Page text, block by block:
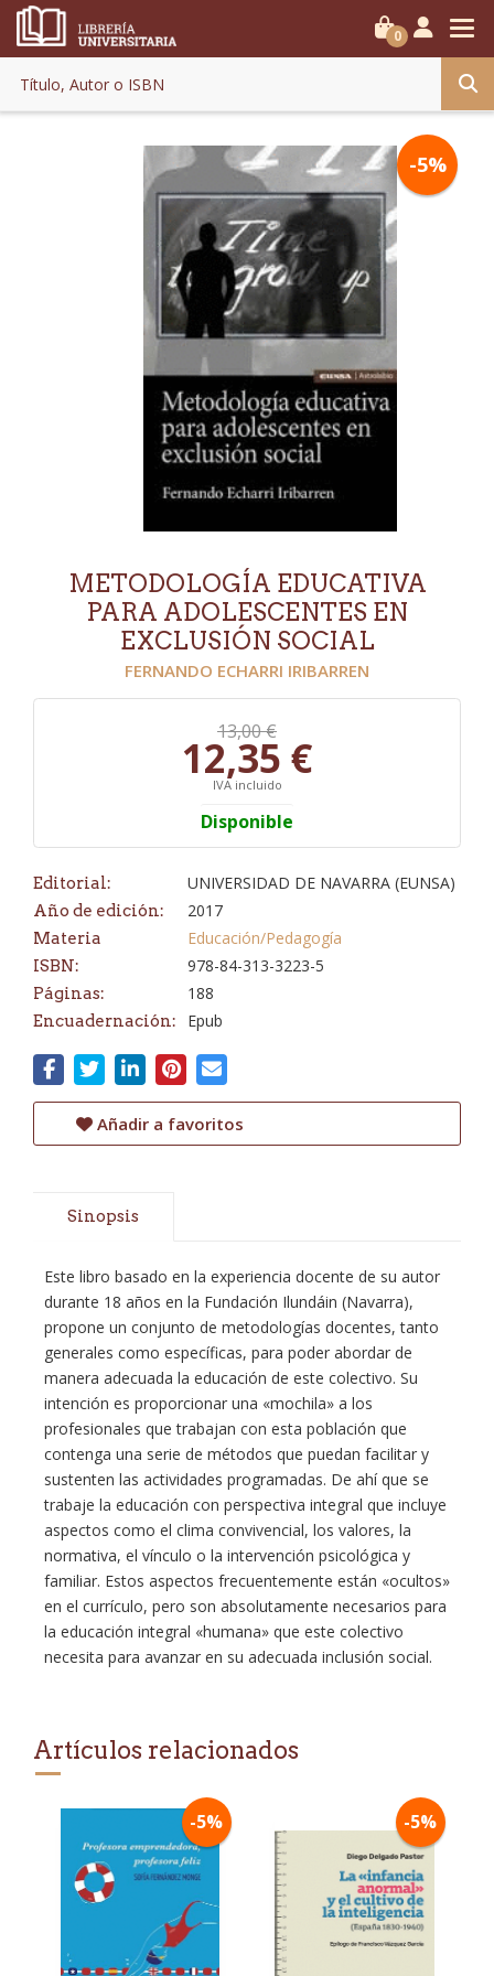
0
-5%
METODOLOGÍA EDUCATIVA
PARA ADOLESCENTES EN
EXCLUSIÓN SOCIAL
FERNANDO ECHARRI IRIBARREN
13,00 €
12,35 €
IVA incluido
Disponible
Editorial: UNIVERSIDAD DE NAVARRA (EUNSA)
Año de edición: 2017
Materia Educación/Pedagogía
ISBN: 978-84-313-3223-5
Páginas: 188
Encuadernación: Epub
Añadir a favoritos
Sinopsis
Este libro basado en la experiencia docente de su autor
durante 18 años en la Fundación Ilundáin (Navarra),
propone un conjunto de metodologías docentes, tanto
generales como específicas, para poder abordar de
manera adecuada la educación de este colectivo. Su
intención es proporcionar una «mochila» a los
profesionales que trabajan con esta población que
contenga una serie de métodos que puedan facilitar y
sustenten las actividades programadas. De ahí que se
trabaje la educación con perspectiva integral que incluye
aspectos como el clima convivencial, los valores, la
normativa, el vínculo o la intervención psicológica y
familiar. Estos aspectos frecuentemente están «ocultos»
en el currículo, pero son absolutamente necesarios para
la educación integral «humana» que este colectivo
necesita para avanzar en su adecuada inclusión social.
Artículos relacionados
-5% -5%